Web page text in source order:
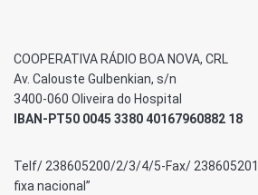
COOPERATIVA RÁDIO BOA NOVA, CRL
Av. Calouste Gulbenkian, s/n
3400-060 Oliveira do Hospital
IBAN-PT50 0045 3380 40167960882 18
Telf/ 238605200/2/3/4/5-Fax/
fixa nacional”